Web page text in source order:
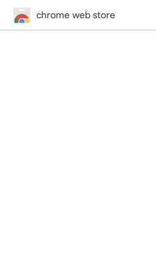
chrome web store